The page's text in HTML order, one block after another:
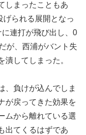
しまったこともあ
げられる展開となっ
連打が飛び出し、0
が、西浦がバント失
潰してしまった。
、負けが込んでしま
が戻ってきた効果を
ムから離れている選
出てくるはずであ